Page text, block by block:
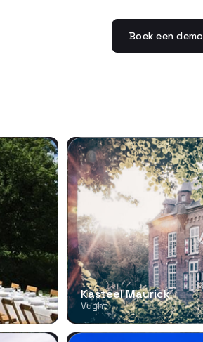
Boek een demo
Kasteel Maurick
Vught